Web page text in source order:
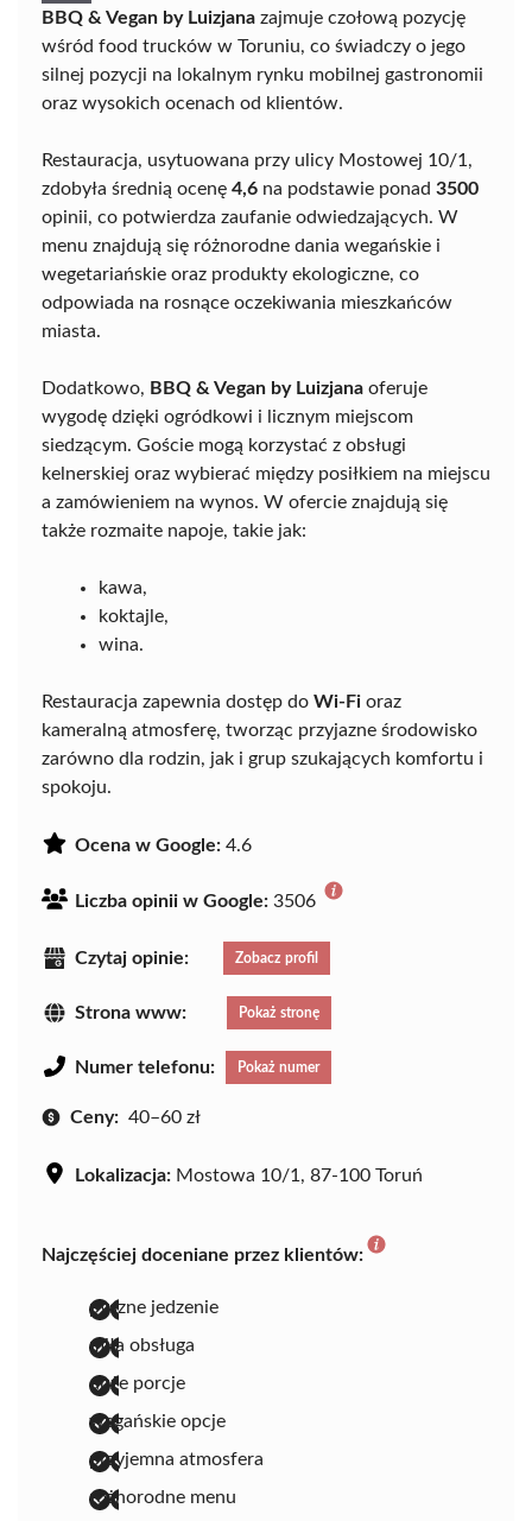
BBQ & Vegan by Luizjana zajmuje czołową pozycję
wśród food trucków w Toruniu, co świadczy o jego
silnej pozycji na lokalnym rynku mobilnej gastronomii
oraz wysokich ocenach od klientów.
Restauracja, usytuowana przy ulicy Mostowej 10/1,
zdobyła średnią ocenę 4,6 na podstawie ponad 3500
opinii, co potwierdza zaufanie odwiedzających. W
menu znajdują się różnorodne dania wegańskie i
wegetariańskie oraz produkty ekologiczne, co
odpowiada na rosnące oczekiwania mieszkańców
miasta.
Dodatkowo, BBQ & Vegan by Luizjana oferuje
wygodę dzięki ogródkowi i licznym miejscom
siedzącym. Goście mogą korzystać z obsługi
kelnerskiej oraz wybierać między posiłkiem na miejscu
a zamówieniem na wynos. W ofercie znajdują się
także rozmaite napoje, takie jak:
kawa,
koktajle,
wina.
Restauracja zapewnia dostęp do Wi-Fi oraz
kameralną atmosferę, tworząc przyjazne środowisko
zarówno dla rodzin, jak i grup szukających komfortu i
spokoju.
Ocena w Google: 4.6
Liczba opinii w Google: 3506
Czytaj opinie: Zobacz profil
Strona www: Pokaż stronę
Numer telefonu: Pokaż numer
Ceny: 40–60 zł
Lokalizacja: Mostowa 10/1, 87-100 Toruń
Najczęściej doceniane przez klientów:
pyszne jedzenie
miła obsługa
duże porcje
wegańskie opcje
przyjemna atmosfera
różnorodne menu